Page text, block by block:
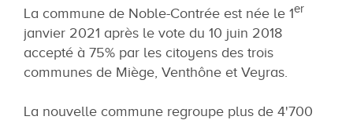
La commune de Noble-Contrée est née le 1er
janvier 2021 après le vote du 10 juin 2018
accepté à 75% par les citoyens des trois
communes de Miège, Venthône et Veyras.
La nouvelle commune regroupe plus de 4'700